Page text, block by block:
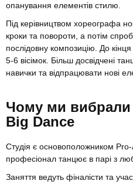
опанування елементів стилю.
Під керівництвом хореографа
кроки та повороти, а потім
послідовну композицію. До кінця
5-6 вісімок. Більш досвідчені
навички та відпрацювати нові
Чому ми вибрали
Big Dance
Студія є основоположником
професіонал танцює в парі з
Заняття ведуть фіналісти та